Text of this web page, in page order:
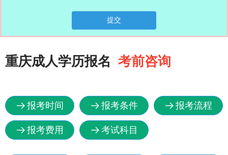
提交
뀠 报考时间 뀠 报考条件 뀠 报考流程
뀠 报考费用 뀠 考试科目
重庆成人学历报名 考前咨询